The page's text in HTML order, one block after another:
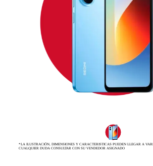
*LA ILUSTRACIÓN, DIMENSIONES Y CARACTERISTICAS PUEDEN LLEGAR A
CUALQUIER DUDA CONSULTAR CON SU VENDEDOR ASIGNADO